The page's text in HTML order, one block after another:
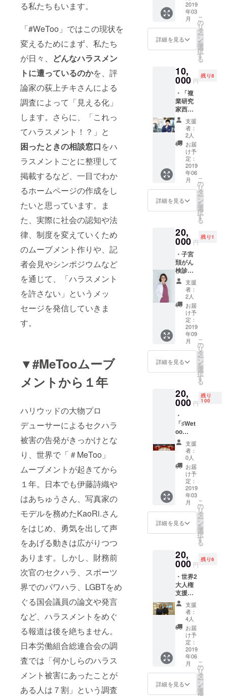
る私たちもいます。
「#WeToo」ではこの現状を
変えるためにまず、私たち
が日々、 どんなハラスメン
トに遭っているのかを、評
論家の荻上チキさんによる
調査によって「見える化」
します。さらに、「これっ
てハラスメント！？」と
困ったときの相談窓口をハ
ラスメントごとに整理して
掲載するなど、一目でわか
るホームページの作成をし
たいと思っています。ま
た、実際に社会の認知や法
律、制度を変えていくため
のムーブメント作りや、記
者会見やシンポジウムなど
を通じて、「ハラスメント
を許さない」というメッ
セージを発信していきま
す。
▼#MeTooムーブ
メントから１年
ハリウッドの大物プロ
デューサーによるセクハラ
被害の告発がきっかけとな
り、世界で「＃MeToo」
ムーブメントが起きてから
１年。日本でも伊藤詩織や
はあちゅうさん、写真家の
モデルを務めたKaoRi.さん
をはじめ、勇気を出して声
をあげる動きは広がりつつ
あります。しかし、財務前
次官のセクハラ、スポーツ
界でのパワハラ、LGBTをめ
ぐる国会議員の論文や発言
など、ハラスメントをめぐ
る報道は後を絶ちません。
日本労働組合総連合会の調
査では「何かしらのハラス
メント被害にあったことが
ある人は７割」という調査
につい
て、”N
o”と言
わない
ことは
く、”Ye
s”とい
な意思
表示の
み「合
意」で
あると
いうこ
と） *こ
のTシャ
ツは、
今年台
湾で行
われた
DENIM
DAYイ
もので
す（詳
細は活
動報告
をご覧
くださ
い）
・調査
報告書
（冊
子）
「ハラ
スメン
みんな
がのび
のびと
才能を
発揮で
き、
困った
人を支
え、助
け合え
る社会
を」と
いうこ
とを目
的に立
ち上
がった
ジェク
ト。こ
ティを
通じ
て、ひ
とりひ
とりが
できる
ことを
考え、
よい社
会をつ
くって
いく
きっか
けに、
レン
ト・
イスト
小島慶
子さ
ん、
ジャー
ナリス
ト・作
家白河
桃子さ
ん、な
くそ
う！
ラ実行
委員会
んなど
が、
チャリ
ティ
パー
ティを
開催し
ます。
素敵な
方々が
集い、
皆さん
が楽し
んでい
な内容
2019
年03
月
詳細を見る
こ
の
リ
タ
ー
ン
を
選
択
す
る
10,
000 円
残り8
・「複
業研究
家西村
創一朗
さんと
ランチ
および
新しい
働き方
を語る
権利」
・調査
報告書
・＃
WeToo
枚・
バッジ1
個 複業
研究家
西村創
一朗さ
んが、
#WeToo
の活動
にご協
賛くだ
さり、
ランチ
権をご
提供く
ださい
まし
ん： 複
業研究
事コン
サルタ
ント。
1988年
神奈川
県生ま
れ。大
学卒業
後、
2011年
に新卒
でリク
ルート
キャリ
業・新
規事業
開発・
人事採
用を歴
任。本
業の傍
ら2015
年に株
式会社
HARES
を創業
し、仕
事、子
育て、
動など
パラレ
支援
者：
2人
お届
け予
定：
2019
年06
月
詳細を見る
こ
の
リ
タ
ー
ン
を
選
択
す
る
20,
000 円
残り1
・子宮
頚がん
検診と
超音波
検査
（丸の
内森レ
ディー
スクリ
ニッ
ク）チ
ケット
宋美玄
先生へ
ご相談
調査報
告書 ・
WeToo
バッ
ジ・
シール5
枚 宋美
玄先生
が、
#WeToo
の活動
に協賛
くださ
り、ご
自身の
クリ
ニック
提供く
ださい
た！直
接先生
にご相
談がで
きま
す。 宋
美玄先
生：産
婦人科
女医
医学博
士・性
科学
者。子
支援
者：
2人
お届
け予
定：
2019
年09
月
詳細を見る
こ
の
リ
タ
ー
ン
を
選
択
す
る
20,
000 円
残り
100
・
「♯Wet
oo
Japan
チャリ
ティ
パー
ティ参
加権」
・調査
報告書
（冊
子） ・
＃
WeToo
枚・
バッジ1
個 「ハ
ラスメ
ントを
無く
し、み
んなが
のびの
びと才
能を発
揮で
き、
困った
人を支
え、助
け合え
支援
者：
0人
お届
け予
定：
2019
年03
月
詳細を見る
こ
の
リ
タ
ー
ン
を
選
択
す
る
20,
000 円
残り6
・世界2
大人権
支援団
体
Human
Rights
Watch
日本代
表土井
香苗、
趙正美
による
「ス
ナック
人権」
支援
者：
4人
お届
け予
定：
2019
年06
月
詳細を見る
こ
の
リ
タ
ー
ン
を
選